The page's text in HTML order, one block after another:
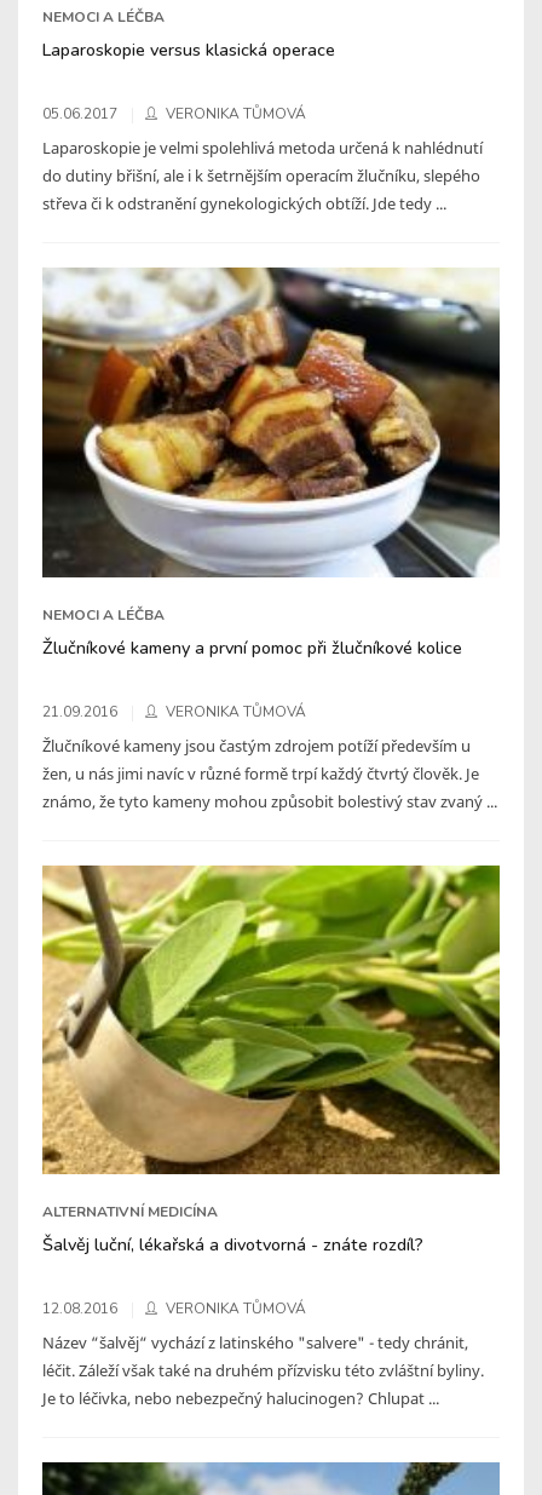
NEMOCI A LÉČBA
Laparoskopie versus klasická operace
05.06.2017 VERONIKA TŮMOVÁ
Laparoskopie je velmi spolehlivá metoda určená k nahlédnutí
do dutiny břišní, ale i k šetrnějším operacím žlučníku, slepého
střeva či k odstranění gynekologických obtíží. Jde tedy ...
NEMOCI A LÉČBA
Žlučníkové kameny a první pomoc při žlučníkové kolice
21.09.2016 VERONIKA TŮMOVÁ
Žlučníkové kameny jsou častým zdrojem potíží především u
žen, u nás jimi navíc v různé formě trpí každý čtvrtý člověk. Je
známo, že tyto kameny mohou způsobit bolestivý stav zvaný ...
ALTERNATIVNÍ MEDICÍNA
Šalvěj luční, lékařská a divotvorná - znáte rozdíl?
12.08.2016 VERONIKA TŮMOVÁ
Název “šalvěj“ vychází z latinského "salvere" - tedy chránit,
léčit. Záleží však také na druhém přízvisku této zvláštní byliny.
Je to léčivka, nebo nebezpečný halucinogen? Chlupat ...